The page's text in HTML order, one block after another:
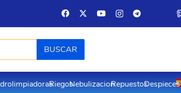
BUSCAR
RiegosNebulizacionRepuestosDespieces